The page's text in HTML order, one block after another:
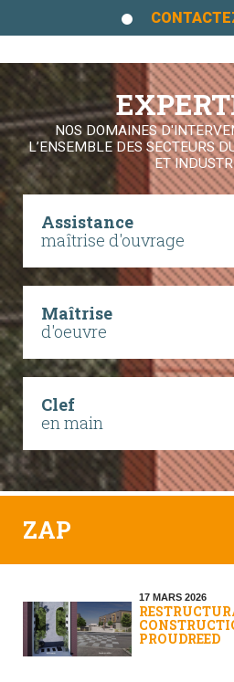
NOS DOMAINES
L’ENSEMBLE DES SECTEURS
ET
Assistance
maîtrise d'ouvrage
Maîtrise
d'oeuvre
Clef
en main
ZAP
17 MARS 2026
PROUDREED